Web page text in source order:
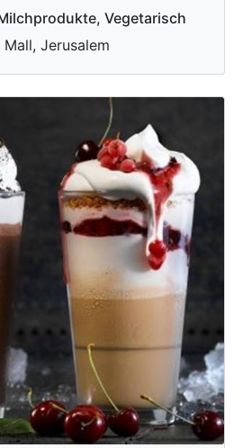
Vegetarisch
Jerusalem